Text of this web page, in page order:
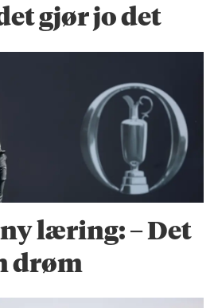
gjør jo det
læring: – Det
drøm